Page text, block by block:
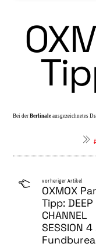
Bei derBerlinale ausgezeichnetes
vorheriger Artikel
OXMOX
Tipp: DEEP
CHANNEL
SESSION